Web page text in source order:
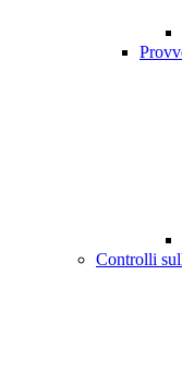
Controlli